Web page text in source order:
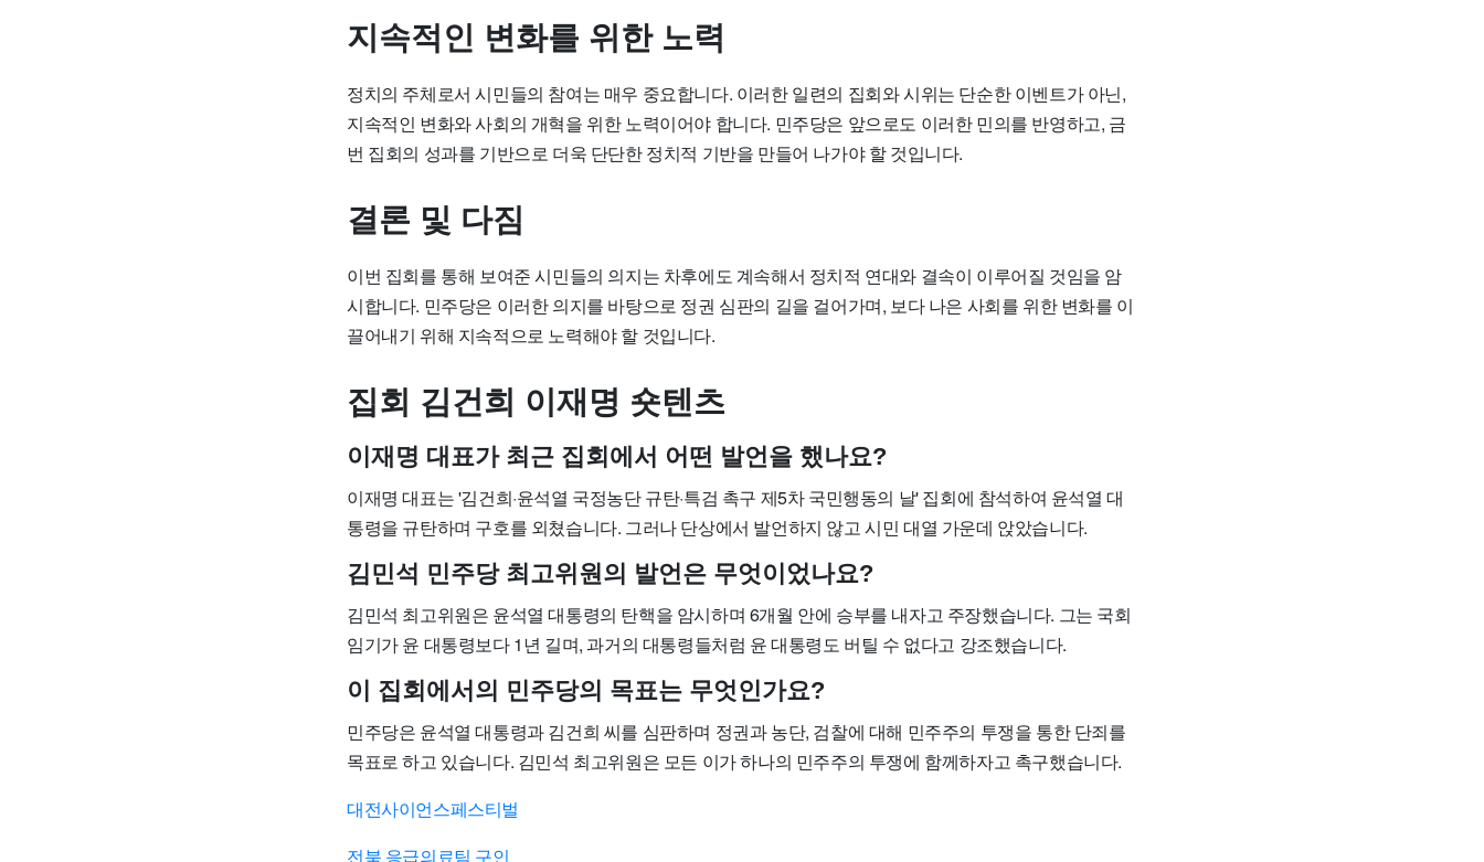
지속적인 변화를 위한 노력
정치의 주체로서 시민들의 참여는 매우 중요합니다. 이러한 일련의 집회와 시위는 단순한 이벤트가 아닌,
지속적인 변화와 사회의 개혁을 위한 노력이어야 합니다. 민주당은 앞으로도 이러한 민의를 반영하고, 금
번 집회의 성과를 기반으로 더욱 단단한 정치적 기반을 만들어 나가야 할 것입니다.
결론 및 다짐
이번 집회를 통해 보여준 시민들의 의지는 차후에도 계속해서 정치적 연대와 결속이 이루어질 것임을 암
시합니다. 민주당은 이러한 의지를 바탕으로 정권 심판의 길을 걸어가며, 보다 나은 사회를 위한 변화를 이
끌어내기 위해 지속적으로 노력해야 할 것입니다.
집회 김건희 이재명 숏텐츠
이재명 대표가 최근 집회에서 어떤 발언을 했나요?
이재명 대표는 '김건희·윤석열 국정농단 규탄·특검 촉구 제5차 국민행동의 날' 집회에 참석하여 윤석열 대
통령을 규탄하며 구호를 외쳤습니다. 그러나 단상에서 발언하지 않고 시민 대열 가운데 앉았습니다.
김민석 민주당 최고위원의 발언은 무엇이었나요?
김민석 최고위원은 윤석열 대통령의 탄핵을 암시하며 6개월 안에 승부를 내자고 주장했습니다. 그는 국회
임기가 윤 대통령보다 1년 길며, 과거의 대통령들처럼 윤 대통령도 버틸 수 없다고 강조했습니다.
이 집회에서의 민주당의 목표는 무엇인가요?
민주당은 윤석열 대통령과 김건희 씨를 심판하며 정권과 농단, 검찰에 대해 민주주의 투쟁을 통한 단죄를
목표로 하고 있습니다. 김민석 최고위원은 모든 이가 하나의 민주주의 투쟁에 함께하자고 촉구했습니다.
대전사이언스페스티벌
전북 응급의료팀 구인